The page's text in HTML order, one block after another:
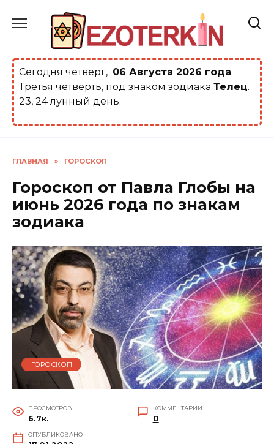
содержанию
Сегодня четверг, 06 Августа 2026 года.
Третья четверть, под знаком зодиака Телец.
23, 24 лунный день.
ГЛАВНАЯ » ГОРОСКОП
Гороскоп от Павла Глобы на
июнь 2026 года по знакам
зодиака
ГОРОСКОП
ПРОСМОТРОВ
6.7к.
КОММЕНТАРИИ
0
ОПУБЛИКОВАНО